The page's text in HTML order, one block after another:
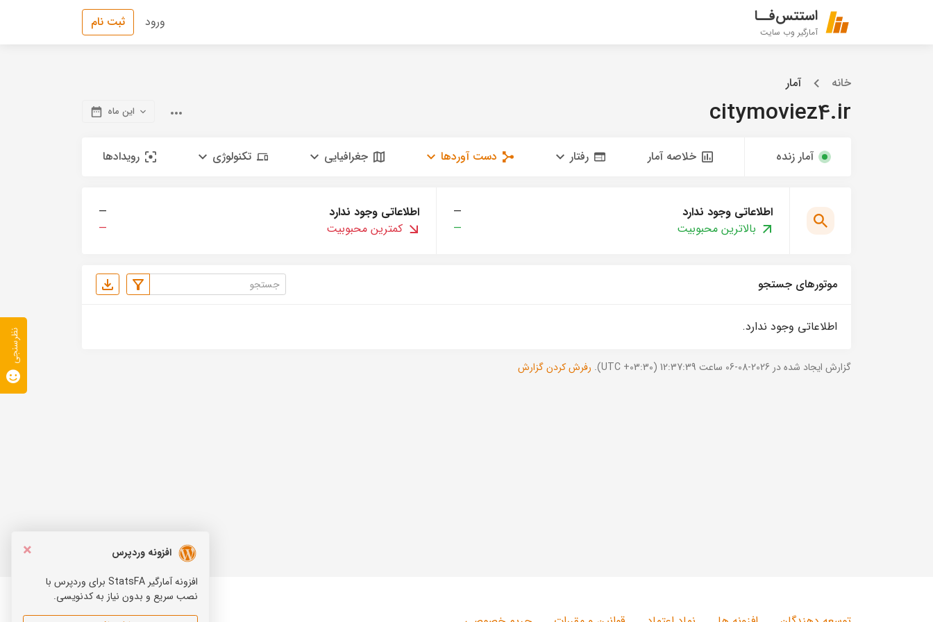
استتس‌فــا
آمارگیر وب سایت
ورود ثبت نام
خانه آمار
citymoviez4.ir این ماه
آمار زنده خلاصه آمار رفتار دست آوردها جغرافیایی تکنولوژی رویدادها
اطلاعاتی وجود ندارد
—
بالاترین محبوبیت
—
اطلاعاتی وجود ندارد
—
کمترین محبوبیت
—
موتورهای جستجو
اطلاعاتی وجود ندارد.
گزارش ایجاد شده در 2026-08-06 ساعت 12:37:39 (UTC +03:30). رفرش کردن گزارش
×
افزونه وردپرس
افزونه آمارگیر StatsFA برای وردپرس با
نصب سریع و بدون نیاز به کدنویسی.
نظرسنجی